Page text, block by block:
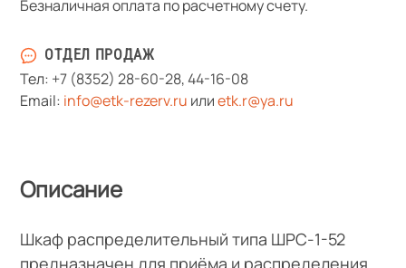
Безналичная оплата по расчетному счету.
ОТДЕЛ ПРОДАЖ
Тел: +7 (8352) 28-60-28,44-16-08
Email: info@etk-rezerv.ru илиetk.r@ya.ru
Описание
Шкаф распределительный типа ШРС-1-52
предназначен для приёма и распределения